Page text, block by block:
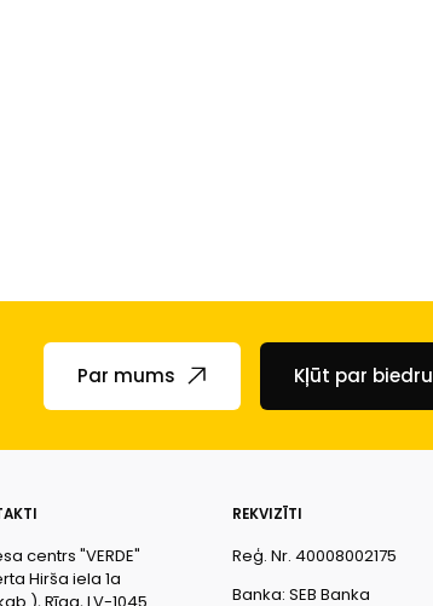
Par mums Kļūt par biedru
centrs "VERDE"
Hirša iela 1a
Rīga, LV-1045
REKVIZĪTI
Reģ. Nr. 40008002175
Banka: SEB Banka